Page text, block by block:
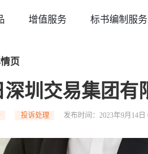
增值服务 标书编制服务
页
深圳交易集团
投诉处理 发布时间：2023年9月14日